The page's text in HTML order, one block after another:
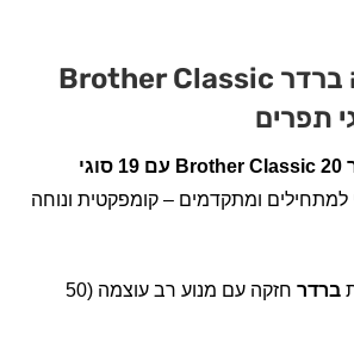
מכונת תפירה ברדר Brother Classic
מכונת תפירה ברדר Brother Classic 20 עם 19 סוגי
למתחילים ומתקדמים – קומפקטית ונוחה
ברדר
חזקה עם מנוע רב עוצמה (50